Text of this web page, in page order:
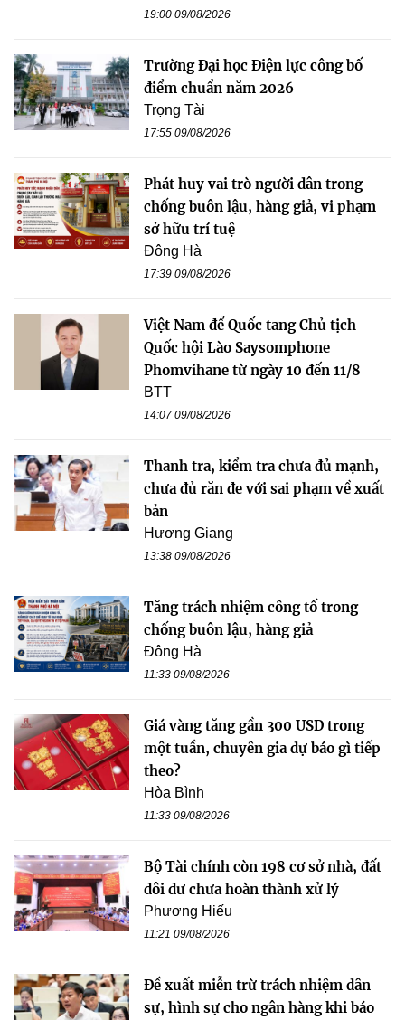
19:00 09/08/2026
Trường Đại học Điện lực công bố
điểm chuẩn năm 2026
Trọng Tài
17:55 09/08/2026
Phát huy vai trò người dân trong
chống buôn lậu, hàng giả, vi phạm
sở hữu trí tuệ
Đông Hà
17:39 09/08/2026
Việt Nam để Quốc tang Chủ tịch
Quốc hội Lào Saysomphone
Phomvihane từ ngày 10 đến 11/8
BTT
14:07 09/08/2026
Thanh tra, kiểm tra chưa đủ mạnh,
chưa đủ răn đe với sai phạm về xuất
bản
Hương Giang
13:38 09/08/2026
Tăng trách nhiệm công tố trong
chống buôn lậu, hàng giả
Đông Hà
11:33 09/08/2026
Giá vàng tăng gần 300 USD trong
một tuần, chuyên gia dự báo gì tiếp
theo?
Hòa Bình
11:33 09/08/2026
Bộ Tài chính còn 198 cơ sở nhà, đất
dôi dư chưa hoàn thành xử lý
Phương Hiếu
11:21 09/08/2026
Đề xuất miễn trừ trách nhiệm dân
sự, hình sự cho ngân hàng khi báo